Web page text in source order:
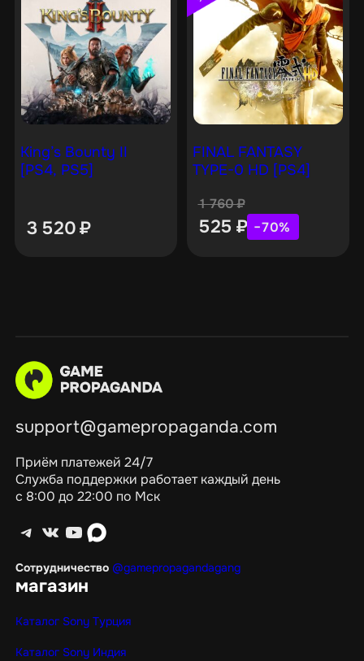
King’s Bounty II
[PS4, PS5]
3 520₽
FINAL FANTASY
TYPE-0 HD [PS4]
1 760₽
525 ₽ −70%
support@gamepropaganda.com
Приём платежей 24/7
Служба поддержки работает каждый день
с 8:00 до 22:00 по Мск
Telegram ВКонтакте YouTube max
Сотрудничество @gamepropagandagang
магазин
Каталог Sony Турция
Каталог Sony Индия